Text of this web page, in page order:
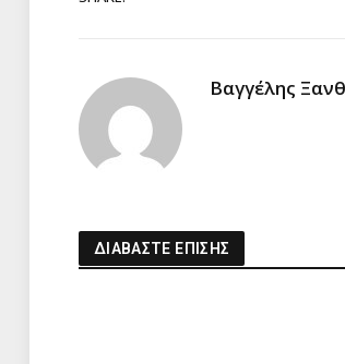
Βαγγέλης
ΔΙΑΒΑΣΤΕ ΕΠΙΣΗΣ